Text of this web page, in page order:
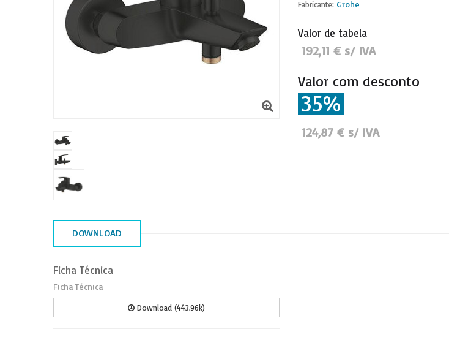
Fabricante: Grohe
Valor de tabela
192,11 € s/ IVA
Valor com desconto
35%
124,87 € s/ IVA
DOWNLOAD
Ficha Técnica
Ficha Técnica
Download (443.96k)